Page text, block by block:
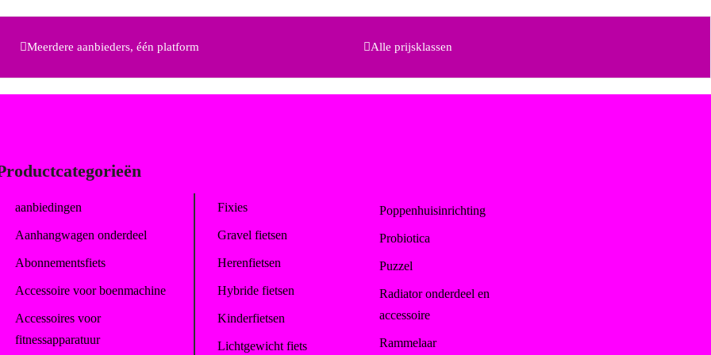
Meerdere aanbieders, één platform Alle prijsklassen
aanbiedingen
Aanhangwagen onderdeel
Abonnementsfiets
Accessoire voor boenmachine
Accessoires voor
fitnessapparatuur
Fixies
Gravel fietsen
Herenfietsen
Hybride fietsen
Kinderfietsen
Lichtgewicht fiets
Poppenhuisinrichting
Probiotica
Puzzel
Radiator onderdeel en
accessoire
Rammelaar